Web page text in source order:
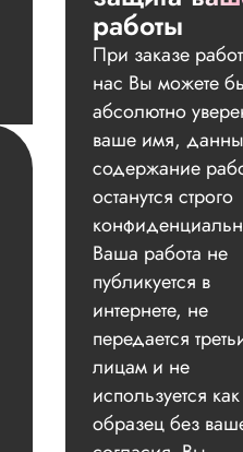
работы
При заказе
нас Вы можете
абсолютно
ваше имя,
содержание
останутся строго
Ваша работа не
публикуется в
интернете, не
передается
лицам и не
используется как
образец без